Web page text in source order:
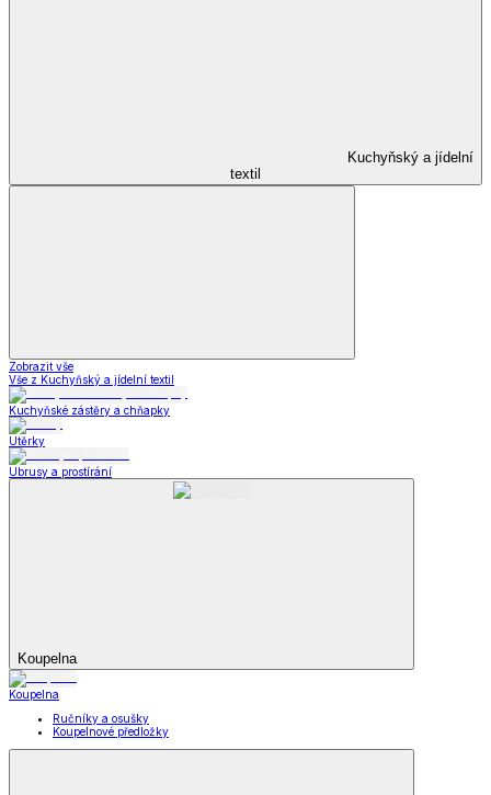
Kuchyňský a jídelní
textil
Zobrazit vše
Vše z Kuchyňský a jídelní textil
Kuchyňské zástěry a chňapky
Utěrky
Ubrusy a prostírání
Koupelna
Koupelna
Ručníky a osušky
Koupelnové předložky